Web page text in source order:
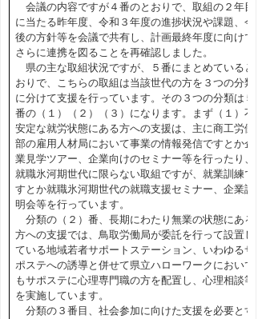
会議の内容ですが４番のとおりで、取組の２年目
に当たる昨年度、令和３年度の進捗状況や課題、今
後の方針等を会議で共有し、計画最終年度に向けて
さらに連携を図ることを再確認しました。
県の主な取組状況ですが、５番にまとめていると
おりで、こちらの取組は当該世代の方を３つの分類
に分けて支援を行っています。その３つの分類は５
番の（１）（２）（３）になります。まず（１）不
安定な就労状態にある方への支援は、主に商工労働
部の雇用人材局において事業の情報発信ですとか企
業見学ツアー、企業向けのセミナー等を行ったり、
就職氷河期世代に限らない取組ですが、就業訓練で
すとか就職氷河期世代の就職支援セミナー、企業説
明会等を行っています。
分類の（２）番、長期にわたり無業の状態にある
方への支援では、鳥取労働局が委託を行って設置し
ている地域若者サポートステーション、いわゆるサ
ポステへの誘導と併せて県立ハローワークにおいて
もサポステに心理専門職の方を配置し、心理相談等
を実施しています。
分類の３番目、社会参加に向けた支援を必要とす